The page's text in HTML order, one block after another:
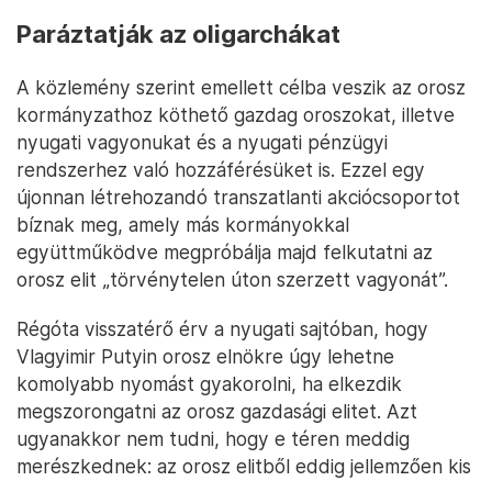
Paráztatják az oligarchákat
A közlemény szerint emellett célba veszik az orosz
kormányzathoz köthető gazdag oroszokat, illetve
nyugati vagyonukat és a nyugati pénzügyi
rendszerhez való hozzáférésüket is. Ezzel egy
újonnan létrehozandó transzatlanti akciócsoportot
bíznak meg, amely más kormányokkal
együttműködve megpróbálja majd felkutatni az
orosz elit „törvénytelen úton szerzett vagyonát”.
Régóta visszatérő érv a nyugati sajtóban, hogy
Vlagyimir Putyin orosz elnökre úgy lehetne
komolyabb nyomást gyakorolni, ha elkezdik
megszorongatni az orosz gazdasági elitet. Azt
ugyanakkor nem tudni, hogy e téren meddig
merészkednek: az orosz elitből eddig jellemzően kis